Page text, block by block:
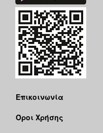
Επικοινωνία
Όροι Χρήσης